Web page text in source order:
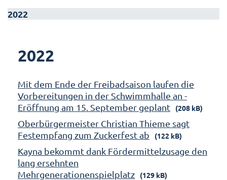
2022
2022
Mit dem Ende der Freibadsaison laufen die
Vorbereitungen in der Schwimmhalle an -
Eröffnung am 15. September geplant
(208 kB)
Oberbürgermeister Christian Thieme sagt
Festempfang zum Zuckerfest ab
(122 kB)
Kayna bekommt dank Fördermittelzusage den
lang ersehnten
Mehrgenerationenspielplatz
(129 kB)